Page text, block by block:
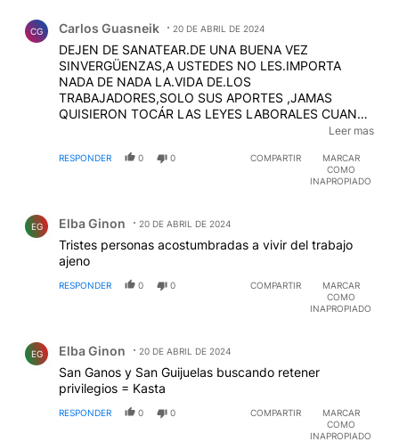
CG Carlos Guasneik 20 DE ABRIL DE 2024
DEJEN DE SANATEAR.DE UNA BUENA VEZ
SINVERGÜENZAS,A USTEDES NO LES.IMPORTA
NADA DE NADA LA.VIDA DE.LOS
TRABAJADORES,SOLO SUS APORTES ,JAMAS
QUISIERON TOCÁR LAS LEYES LABORALES CUANDO
EN EL MUNDO Y ACA YA HAY MILES.DE.ROBOTS
A ALFONSIN EN EL 83 ? CUANDO QUISO Y NO
DE.MANERA VIOLENTA CAMBIAR LAS REGLAS
Leer mas
RESPONDER 0 0 COMPARTIR
MARCAR
COMO
INAPROPIADO
EG Elba Ginon 20 DE ABRIL DE 2024
Tristes personas acostumbradas a vivir del trabajo
ajeno
RESPONDER 0 0 COMPARTIR
MARCAR
COMO
INAPROPIADO
EG Elba Ginon 20 DE ABRIL DE 2024
San Ganos y San Guijuelas buscando retener
privilegios = Kasta
RESPONDER 0 0 COMPARTIR
MARCAR
COMO
INAPROPIADO